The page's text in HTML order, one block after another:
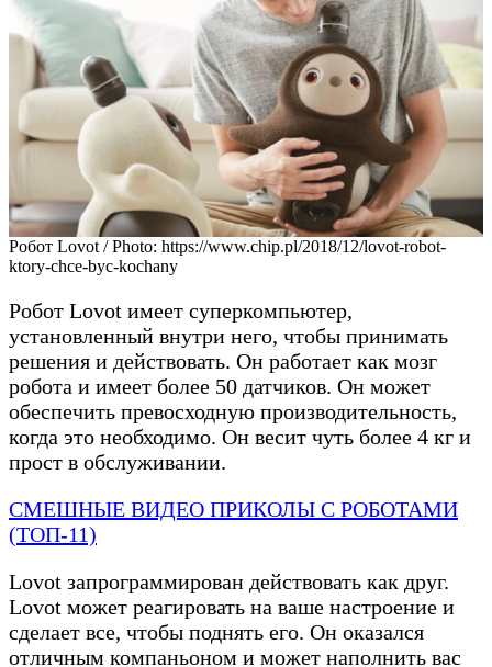
Робот Lovot / Photo: https://www.chip.pl/2018/12/lovot-robot-
ktory-chce-byc-kochany
Робот Lovot имеет суперкомпьютер,
установленный внутри него, чтобы принимать
решения и действовать. Он работает как мозг
робота и имеет более 50 датчиков. Он может
обеспечить превосходную производительность,
когда это необходимо. Он весит чуть более 4 кг и
прост в обслуживании.
СМЕШНЫЕ ВИДЕО ПРИКОЛЫ С РОБОТАМИ
(ТОП-11)
Lovot запрограммирован действовать как друг.
Lovot может реагировать на ваше настроение и
сделает все, чтобы поднять его. Он оказался
отличным компаньоном и может наполнить вас